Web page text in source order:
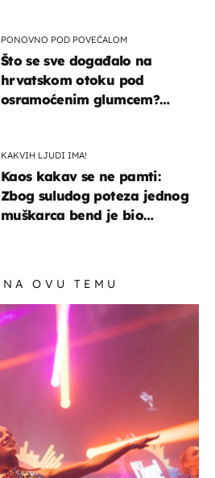
PONOVNO POD POVEĆALOM
Što se sve događalo na
hrvatskom otoku pod
osramoćenim glumcem?
KAKVIH LJUDI IMA!
Kaos kakav se ne pamti:
Zbog suludog poteza jednog
muškarca bend je bio
NA OVU TEMU